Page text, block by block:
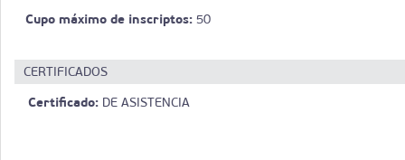
Cupo máximo de inscriptos: 50
CERTIFICADOS
Certificado: DE ASISTENCIA